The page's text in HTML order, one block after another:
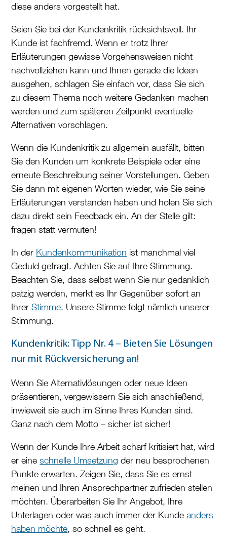
diese anders vorgestellt hat.
Seien Sie bei der Kundenkritik rücksichtsvoll. Ihr
Kunde ist fachfremd. Wenn er trotz Ihrer
Erläuterungen gewisse Vorgehensweisen nicht
nachvollziehen kann und Ihnen gerade die Ideen
ausgehen, schlagen Sie einfach vor, dass Sie sich
zu diesem Thema noch weitere Gedanken machen
werden und zum späteren Zeitpunkt eventuelle
Alternativen vorschlagen.
Wenn die Kundenkritik zu allgemein ausfällt, bitten
Sie den Kunden um konkrete Beispiele oder eine
erneute Beschreibung seiner Vorstellungen. Geben
Sie dann mit eigenen Worten wieder, wie Sie seine
Erläuterungen verstanden haben und holen Sie sich
dazu direkt sein Feedback ein. An der Stelle gilt:
fragen statt vermuten!
In der Kundenkommunikation ist manchmal viel
Geduld gefragt. Achten Sie auf Ihre Stimmung.
Beachten Sie, dass selbst wenn Sie nur gedanklich
patzig werden, merkt es Ihr Gegenüber sofort an
IhrerStimme. Unsere Stimme folgt nämlich unserer
Stimmung.
Kundenkritik: Tipp Nr. 4 – Bieten Sie Lösungen
nur mit Rückversicherung an!
Wenn Sie Alternativlösungen oder neue Ideen
präsentieren, vergewissern Sie sich anschließend,
inwieweit sie auch im Sinne Ihres Kunden sind.
Ganz nach dem Motto – sicher ist sicher!
Wenn der Kunde Ihre Arbeit scharf kritisiert hat, wird
er eineschnelle Umsetzung der neu besprochenen
Punkte erwarten. Zeigen Sie, dass Sie es ernst
meinen und Ihren Ansprechpartner zufrieden stellen
möchten. Überarbeiten Sie Ihr Angebot, Ihre
Unterlagen oder was auch immer der Kundeanders
haben möchte, so schnell es geht.